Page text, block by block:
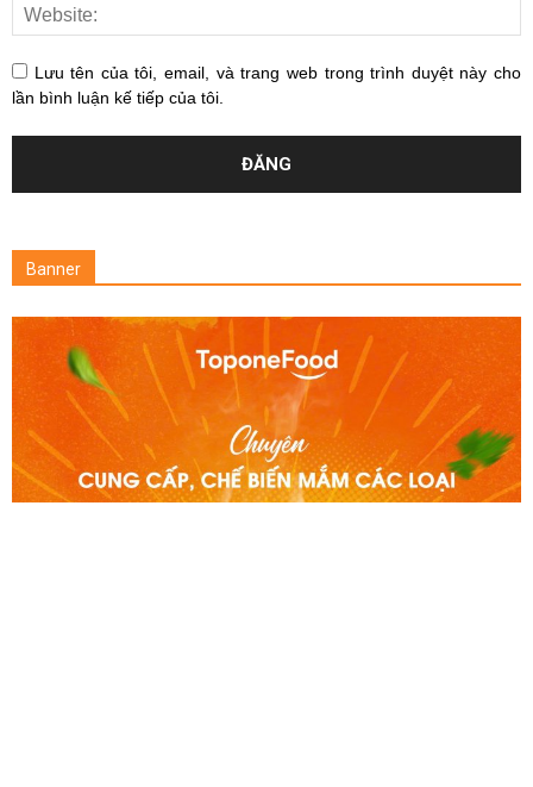
Lưu tên của tôi, email, và trang web trong trình duyệt này cho
lần bình luận kế tiếp của tôi.
Banner